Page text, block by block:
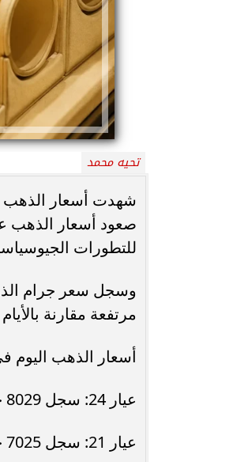
تحيه محمد
صعود أسعار الذهب
للتطورات
مرتفعة مقارنة
أسعار الذهب اليوم
عيار 24: سجل 8029 جنيهًا.
عيار 21: سجل 7025 جنيهًا.
محافظ أسيوط : حملات مكثفة لرفع
الإشغالات بحي شرق لإعادة الانضباط
وتحقيق...